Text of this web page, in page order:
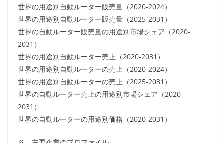
世界の用途別自動ルーター販売量（2020-2024）
世界の用途別自動ルーター販売量（2025-2031）
世界の自動ルーター販売量の用途別市場シェア（2020-
2031）
世界の用途別自動ルーター売上（2020-2031）
世界の用途別自動ルーターの売上（2020-2024）
世界の用途別自動ルーターの売上（2025-2031）
世界の自動ルーター売上の用途別市場シェア（2020-
2031）
世界の自動ルーターの用途別価格（2020-2031）